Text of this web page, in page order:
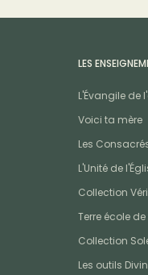
LES
L'Évangile de
Voici ta mère
Les
L'Unité de
Collection
Terre école de
Collection
Les outils